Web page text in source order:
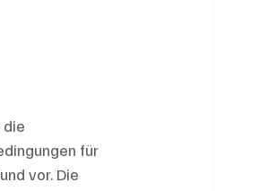
die
für
vor. Die